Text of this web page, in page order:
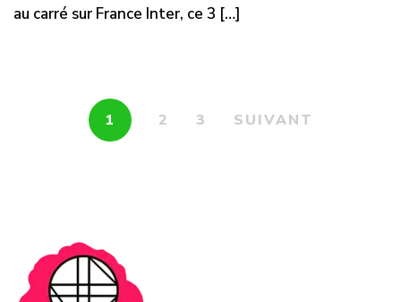
au carré sur France Inter, ce 3 […]
1 2 3 SUIVANT